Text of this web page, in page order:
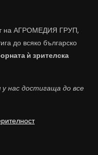
на АГРОМЕДИЯ ГРУП,
до всяко българско
ѝ зрителска
нас достигаща до все